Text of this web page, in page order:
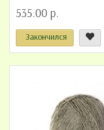
535.00 р.
Закончился